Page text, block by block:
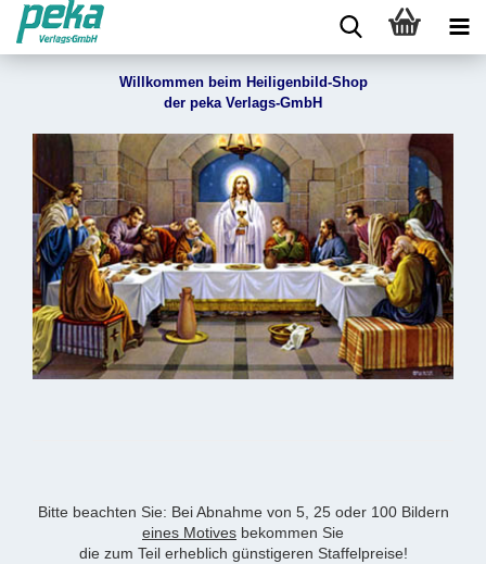
Willkommen beim Heiligenbild-Shop
der peka Verlags-GmbH
Bitte beachten Sie: Bei Abnahme von 5, 25 oder 100 Bildern
eines Motives bekommen Sie
die zum Teil erheblich günstigeren Staffelpreise!